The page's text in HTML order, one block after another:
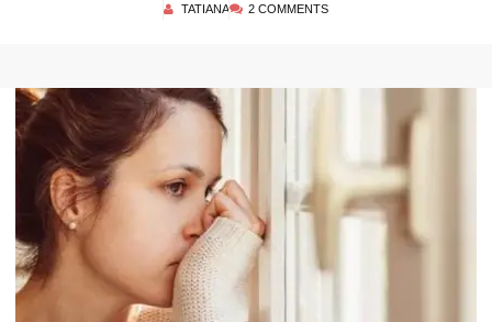
TATIANA 2 COMMENTS